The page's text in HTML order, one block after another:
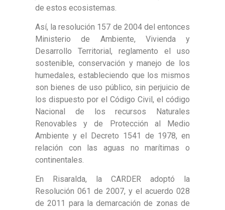
de estos ecosistemas.
Así, la resolución 157 de 2004 del entonces
Ministerio de Ambiente, Vivienda y
Desarrollo Territorial, reglamento el uso
sostenible, conservación y manejo de los
humedales, estableciendo que los mismos
son bienes de uso público, sin perjuicio de
los dispuesto por el Código Civil, el código
Nacional de los recursos Naturales
Renovables y de Protección al Medio
Ambiente y el Decreto 1541 de 1978, en
relación con las aguas no marítimas o
continentales.
En Risaralda, la CARDER adoptó la
Resolución 061 de 2007, y el acuerdo 028
de 2011 para la demarcación de zonas de